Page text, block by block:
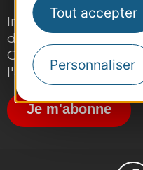
Tout accepter
Personnaliser
Inscrivez-vous
d'information pro
Occitanie pour
l'actualité du
Je m'abonne